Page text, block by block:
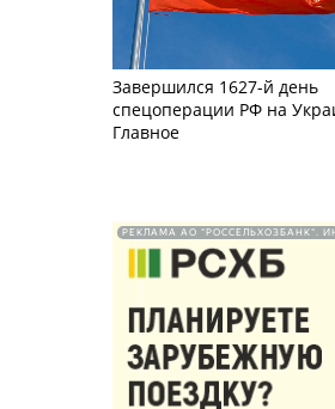
Завершился 1627-й день
спецоперации РФ на
Главное
РЕКЛАМА АО "РОССЕЛЬХОЗБАНК".